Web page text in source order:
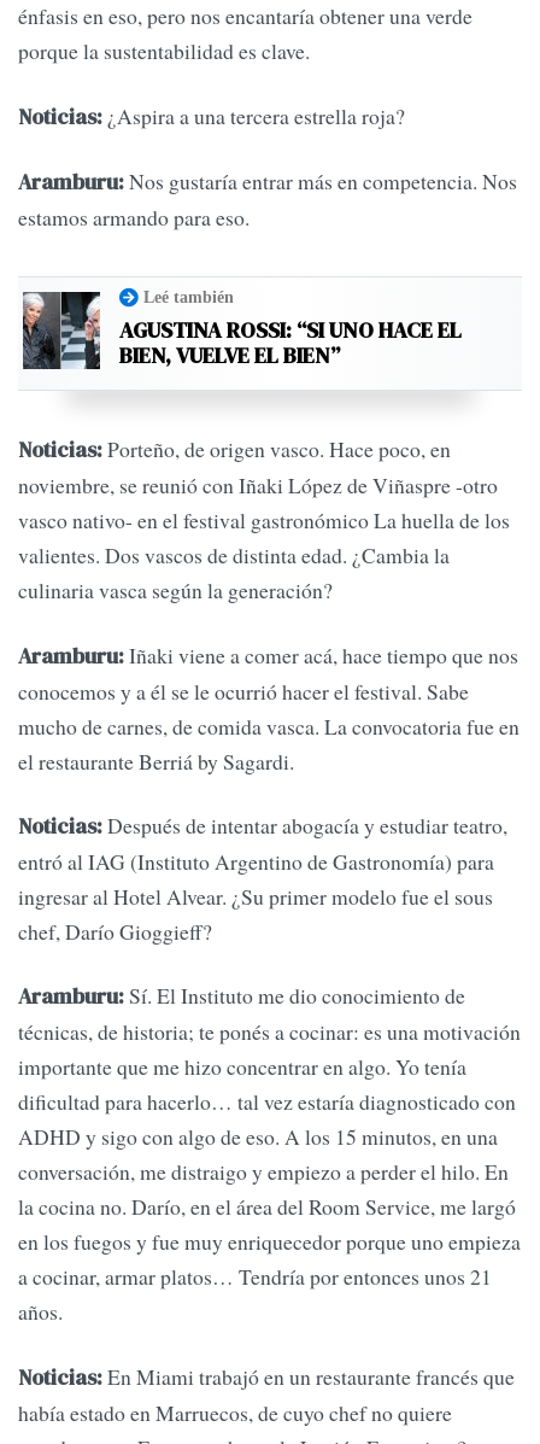
énfasis en eso, pero nos encantaría obtener una verde
porque la sustentabilidad es clave.
Noticias: ¿Aspira a una tercera estrella roja?
Aramburu:Nos gustaría entrar más en competencia. Nos
estamos armando para eso.
Leé también
AGUSTINA ROSSI: “SI UNO HACE EL
BIEN, VUELVE EL BIEN”
Noticias:Porteño, de origen vasco. Hace poco, en
noviembre, se reunió con Iñaki López de Viñaspre -otro
vasco nativo- en el festival gastronómico La huella de los
valientes. Dos vascos de distinta edad. ¿Cambia la
culinaria vasca según la generación?
Aramburu:Iñaki viene a comer acá, hace tiempo que nos
conocemos y a él se le ocurrió hacer el festival. Sabe
mucho de carnes, de comida vasca. La convocatoria fue en
el restaurante Berriá by Sagardi.
Noticias:Después de intentar abogacía y estudiar teatro,
entró al IAG (Instituto Argentino de Gastronomía) para
ingresar al Hotel Alvear. ¿Su primer modelo fue el sous
chef, Darío Gioggieff?
Aramburu:Sí. El Instituto me dio conocimiento de
técnicas, de historia; te ponés a cocinar: es una motivación
importante que me hizo concentrar en algo. Yo tenía
dificultad para hacerlo… tal vez estaría diagnosticado con
ADHD y sigo con algo de eso. A los 15 minutos, en una
conversación, me distraigo y empiezo a perder el hilo. En
la cocina no. Darío, en el área del Room Service, me largó
en los fuegos y fue muy enriquecedor porque uno empieza
a cocinar, armar platos… Tendría por entonces unos 21
años.
Noticias:En Miami trabajó en un restaurante francés que
había estado en Marruecos, de cuyo chef no quiere